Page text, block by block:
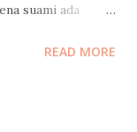
suami ada
orang banyak.
READ MORE